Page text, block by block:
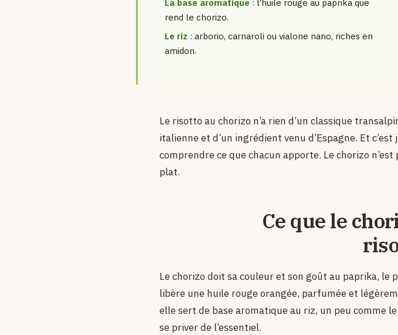
La base aromatique : l’huile rouge au paprika que
rend le chorizo.
Le riz : arborio, carnaroli ou vialone nano, riches en
amidon.
Le risotto au chorizo n’a rien d’un classique
italienne et d’un ingrédient venu d’Espagne. Et
comprendre ce que chacun apporte. Le chorizo
plat.
Ce que le
Le chorizo doit sa couleur et son goût au paprika,
libère une huile rouge orangée, parfumée et
elle sert de base aromatique au riz, un peu comme
se priver de l’essentiel.